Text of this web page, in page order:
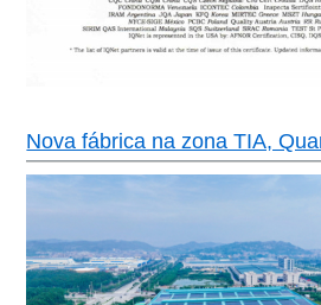
Nova fábrica na zona TIA,